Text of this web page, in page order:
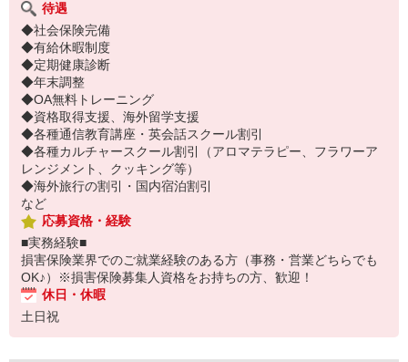
待遇
◆社会保険完備
◆有給休暇制度
◆定期健康診断
◆年末調整
◆OA無料トレーニング
◆資格取得支援、海外留学支援
◆各種通信教育講座・英会話スクール割引
◆各種カルチャースクール割引（アロマテラピー、フラワーア
レンジメント、クッキング等）
◆海外旅行の割引・国内宿泊割引
など
応募資格・経験
■実務経験■
損害保険業界でのご就業経験のある方（事務・営業どちらでも
OK♪）※損害保険募集人資格をお持ちの方、歓迎！
休日・休暇
土日祝